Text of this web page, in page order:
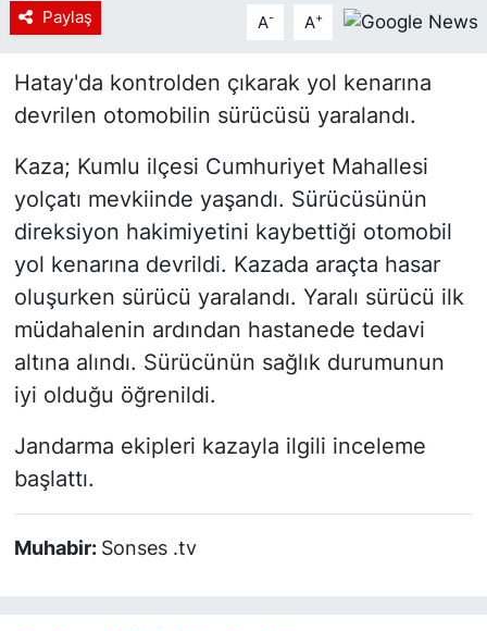
Paylaş A- A+
Hatay'da kontrolden çıkarak yol kenarına
devrilen otomobilin sürücüsü yaralandı.
Kaza; Kumlu ilçesi Cumhuriyet Mahallesi
yolçatı mevkiinde yaşandı. Sürücüsünün
direksiyon hakimiyetini kaybettiği otomobil
yol kenarına devrildi. Kazada araçta hasar
oluşurken sürücü yaralandı. Yaralı sürücü ilk
müdahalenin ardından hastanede tedavi
altına alındı. Sürücünün sağlık durumunun
iyi olduğu öğrenildi.
Jandarma ekipleri kazayla ilgili inceleme
başlattı.
Muhabir: Sonses .tv
Tanıtım